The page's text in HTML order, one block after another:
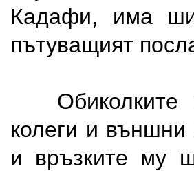
Кадафи, има
пътуващият
Обиколките
колеги и
и връзките му